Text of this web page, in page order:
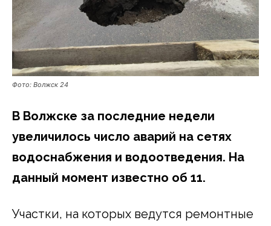
Фото: Волжск 24
В Волжске за последние недели
увеличилось число аварий на сетях
водоснабжения и водоотведения. На
данный момент известно об 11.
Участки, на которых ведутся ремонтные